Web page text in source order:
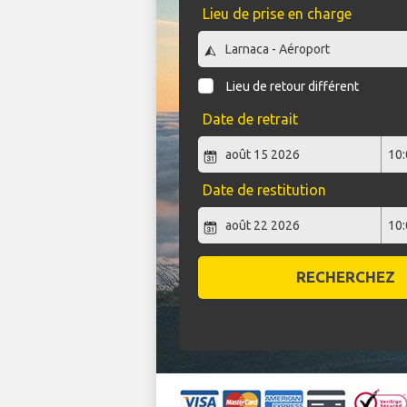
Lieu de prise en charge
Lieu de retour différent
Date de retrait
Date de restitution
RECHERCHEZ